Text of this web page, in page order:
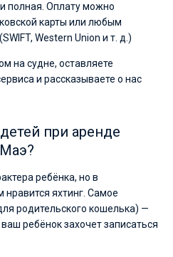
полная. Оплату можно
карты или любым
Western Union и т. д.)
на судне, оставляете
и рассказываете о нас
при аренде
ребёнка, но в
яхтинг. Самое
родительского кошелька) —
ребёнок захочет записаться